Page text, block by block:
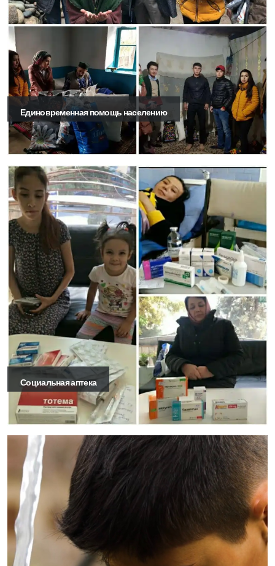
Единовременная помощь населению
Социальная аптека